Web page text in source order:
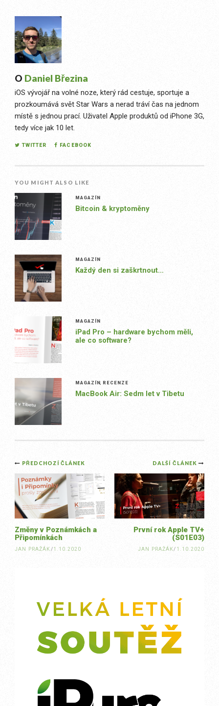
O Daniel Březina
iOS vývojář na volné noze, který rád cestuje, sportuje a
prozkoumává svět Star Wars a nerad tráví čas na jednom
místě s jednou prací. Uživatel Apple produktů od iPhone 3G,
tedy více jak 10 let.
TWITTER FACEBOOK
YOU MIGHT ALSO LIKE
MAGAZÍN
Bitcoin & kryptoměny
MAGAZÍN
Každý den si zaškrtnout…
MAGAZÍN
iPad Pro – hardware bychom měli,
ale co software?
MAGAZÍN RECENZE
MacBook Air: Sedm let v Tibetu
Post
navigation
DALŠÍ ČLÁNEK
První rok Apple TV+
(S01E03)
JAN PRAŽÁK/ 1.10.2020
PŘEDCHOZÍ ČLÁNEK
Změny v Poznámkách a
Připomínkách
JAN PRAŽÁK/1.10.2020